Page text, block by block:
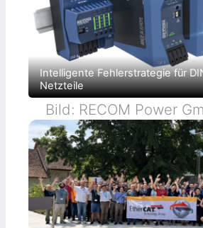
Intelligente Fehlerstrategie für
Netzteile
Bild: RECOM Power